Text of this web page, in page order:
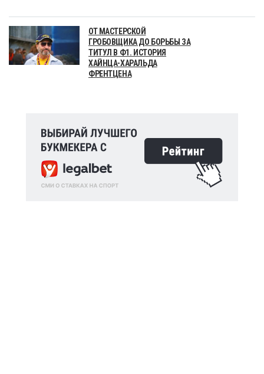
ОТ МАСТЕРСКОЙ
ГРОБОВЩИКА ДО БОРЬБЫ ЗА
ТИТУЛ В Ф1. ИСТОРИЯ
ХАЙНЦА-ХАРАЛЬДА
ФРЕНТЦЕНА